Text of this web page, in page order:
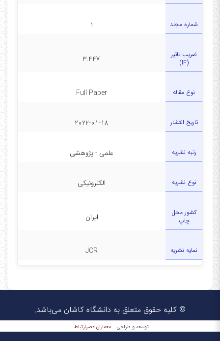
شماره مجلد 1
ضریب تاثیر
(IF)
3.447
نوع مقاله Full Paper
تاریخ انتشار 2022-01-18
رتبه نشریه علمی - پژوهشی
نوع نشریه الکترونیکی
کشور محل
چاپ
ایران
نمایه نشریه JCR
© کلیه حقوق متعلق به دانشگاه کاشان می‌باشد.
توسعه و طراحی: معماران عصر‌ارتباط